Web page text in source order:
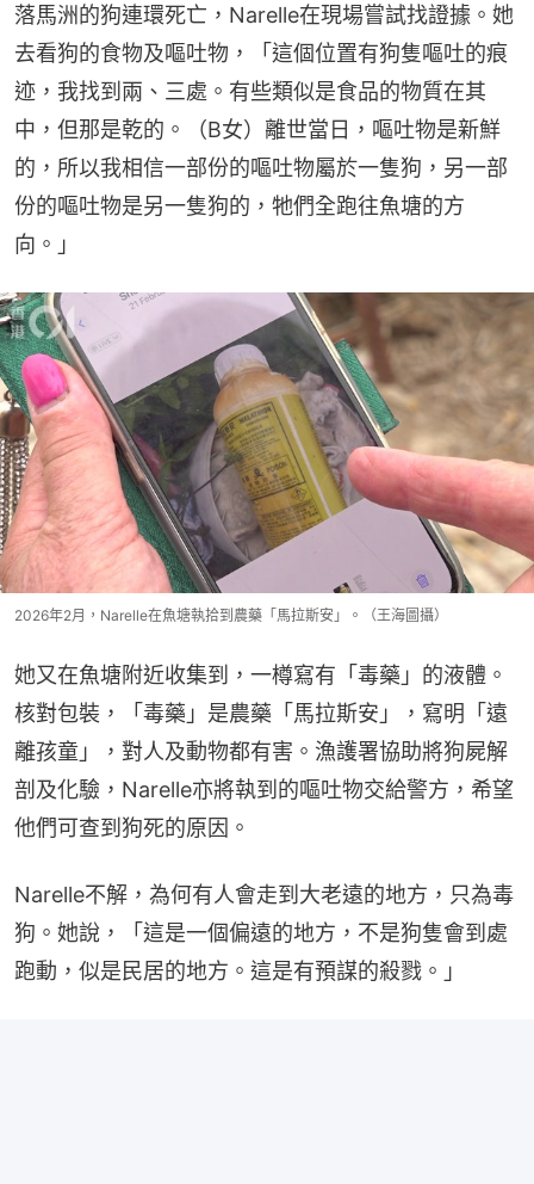
落馬洲的狗連環死亡，Narelle在現場嘗試找證據。她
去看狗的食物及嘔吐物，「這個位置有狗隻嘔吐的痕
迹，我找到兩、三處。有些類似是食品的物質在其
中，但那是乾的。（B女）離世當日，嘔吐物是新鮮
的，所以我相信一部份的嘔吐物屬於一隻狗，另一部
份的嘔吐物是另一隻狗的，牠們全跑往魚塘的方
向。」
2026年2月，Narelle在魚塘執拾到農藥「馬拉斯安」。（王海圖攝）
她又在魚塘附近收集到，一樽寫有「毒藥」的液體。
核對包裝，「毒藥」是農藥「馬拉斯安」，寫明「遠
離孩童」，對人及動物都有害。漁護署協助將狗屍解
剖及化驗，Narelle亦將執到的嘔吐物交給警方，希望
他們可查到狗死的原因。
Narelle不解，為何有人會走到大老遠的地方，只為毒
狗。她說，「這是一個偏遠的地方，不是狗隻會到處
跑動，似是民居的地方。這是有預謀的殺戮。」